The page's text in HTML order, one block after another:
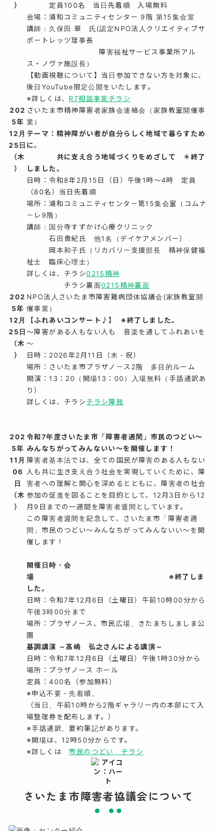
）
定員100名 当日先着順 入場無料
会場：浦和コミュニティセンター 9階 第15集会室
講師：久保田 翠 氏(認定NPO法人クリエイティブサ
ポートレッツ理事長
障害福祉サービス事業所アル
ス・ノヴァ施設長）
【動画視聴について】当日参加できない方を対象に、
後日YouTube限定公開をいたします。
※詳しくは、 R7相談事業チラシ
202
5年
12月
25日
（木
）
さいたま市精神障害者家族会連絡会（家族教室開催事
業）
テーマ：精神障がい者が自分らしく地域で暮らすため
に。
共に支え合う地域づくりをめざして ＊終了
しました。
日時：令和8年2月15日（日）午後1時～4時 定員
（80名）当日先着順
場所：浦和コミュニティセンタ－第15集会室（コムナ
－レ9階）
講師：国分寺すずかけ心療クリニック
石田貴紀氏 他1名（デイケアメンバー）
岡本和子氏（リカバリー支援部長 精神保健福
祉士 臨床心理士）
詳しくは、チラシ0215精神
チラシ裏面0215精神裏面
202
5年
12月
25日
（木
）
NPO法人さいたま市障害難病団体協議会(家族教室開
催事業）
【ふれあいコンサート♪】 ※終了しました。
～障害がある人もない人も 音楽を通してふれあいを
～
日時：2026年2月11日（水・祝）
場所：さいたま市プラザノ－ス2階 多目的ルーム
開演：13：20（開場13：00）入場無料（手話通訳あ
り）
詳しくは、チラシチラシ障難
202
5年
11月
06
日
（木
）
令和7年度さいたま市「障害者週間」市民のつどい～
みんなちがってみんないい～を開催します！
障害者基本法では、全ての国民が障害のある人もない
人も共に生き支え合う社会を実現していくために、障
害者への理解と関心を深めるとともに、障害者の社会
参加の促進を図ることを目的として、 12月 3 日から 12
月 9 日までの一週間を障害者週間としています。
この障害者週間を記念して、さいたま市「障害者週
間」市民のつどい～みんなちがってみんないい～を開
催します！
開催日時・会
場 ※終了しま
した。
日時：令和7年12月 6 日（土曜日）午前10時00分から
午後 3時00分まで
場所：プラザノース、市民広場、きたまちしましま公
園
基調講演 ～髙嶋 弘之さんによる講演～
日時：令和7年12月 6 日（土曜日）午後 1時30分から
場所：プラザノース ホール
定員：400名（参加無料）
※申込不要・先着順。
（当日、午前10時から 2階ギャラリー内の本部にて入
場整理券を配布します。）
※手話通訳、要約筆記があります。
※開場は、 12時50分からです。
※詳しくは市民のつどい チラシ
さいたま市障害者協議会について